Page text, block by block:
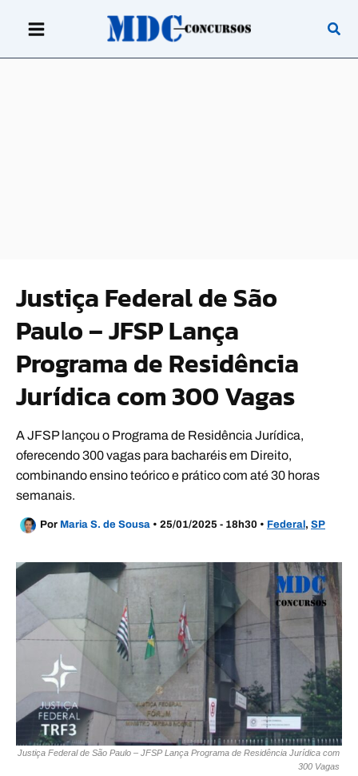
Justiça Federal de São
Paulo – JFSP Lança
Programa de Residência
Jurídica com 300 Vagas
A JFSP lançou o Programa de Residência Jurídica,
oferecendo 300 vagas para bacharéis em Direito,
combinando ensino teórico e prático com até 30 horas
semanais.
Por Maria S. de Sousa • 25/01/2025 - 18h30 • Federal , SP
Justiça Federal de São Paulo – JFSP Lança Programa de Residência Jurídica com
300 Vagas